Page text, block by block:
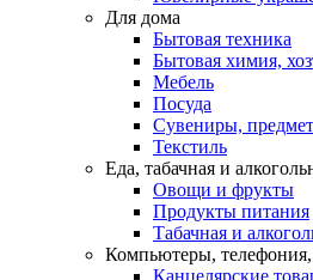
Для дома
Бытовая техника
Бытовая химия,
Мебель
Посуда
Сувениры,
Текстиль
Еда, табачная и
Овощи и фрукты
Продукты питания
Табачная и
Компьютеры,
Канцелярские